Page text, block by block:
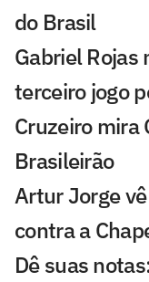
do Brasil
Gabriel Rojas
terceiro jogo
Cruzeiro mira
Brasileirão
Artur Jorge
contra a
Dê suas